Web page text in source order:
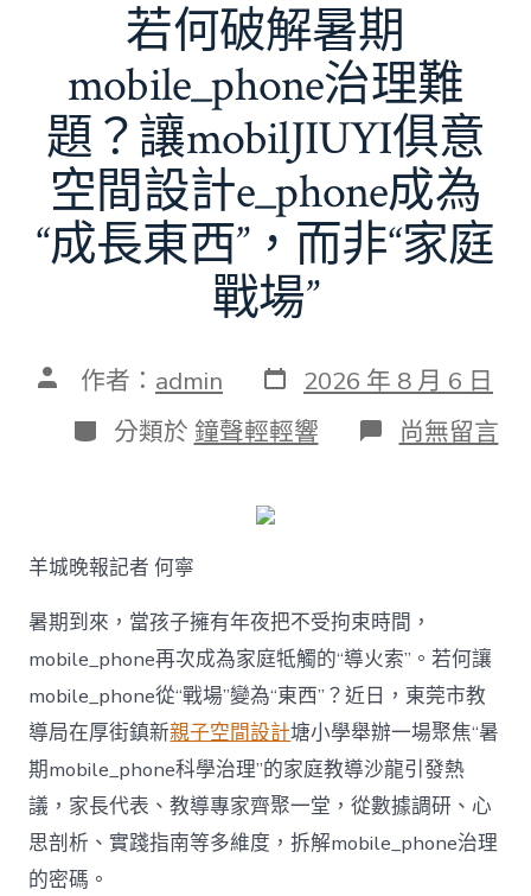
若何破解暑期
mobile_phone治理難
題？讓mobilJIUYI俱意
空間設計e_phone成為
“成長東西”，而非“家庭
戰場”
文 作者： admin 發
表
日
期
2026 年 8 月 6 日
分
類
分類於 鐘聲輕輕響 在
〈若
治
理
難
題？
讓
mobilJIUYI
俱
意
空
間
設
尚無留言
羊城晚報記者 何寧
暑期到來，當孩子擁有年夜把不受拘束時間，
mobile_phone再次成為家庭牴觸的“導火索”。若何讓
mobile_phone從“戰場”變為“東西”？近日，東莞市教
導局在厚街鎮新親子空間設計塘小學舉辦一場聚焦“暑
期mobile_phone科學治理”的家庭教導沙龍引發熱
議，家長代表、教導專家齊聚一堂，從數據調研、心
思剖析、實踐指南等多維度，拆解mobile_phone治理
的密碼。